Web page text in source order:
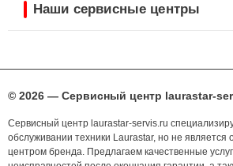
Наши сервисные центры
© 2026 — Сервисный центр laurastar-
Сервисный центр laurastar-servis.ru
обслуживании техники Laurastar, но не
центром бренда. Предлагаем качественные